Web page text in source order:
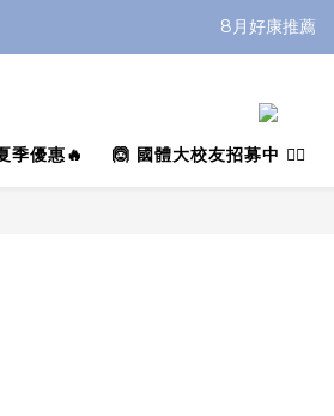
8月好康推薦
季優惠🔥 🙆 國體大校友招募中 🙆‍♂️